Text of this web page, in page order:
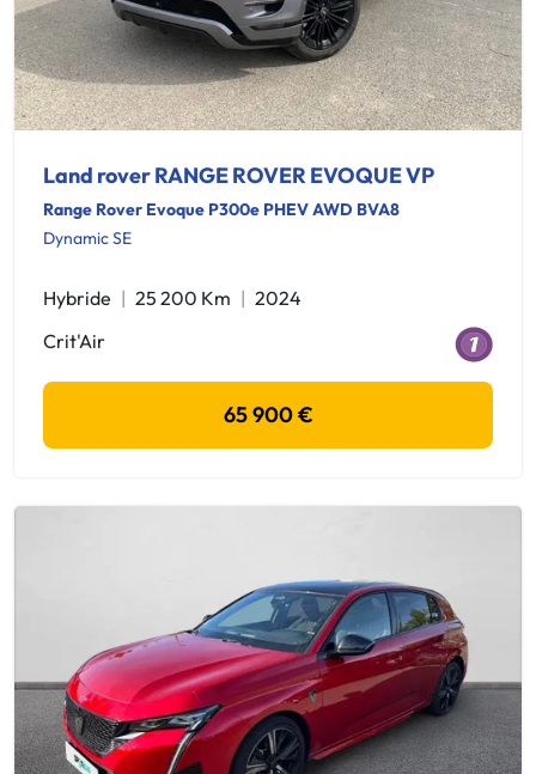
Land rover RANGE ROVER EVOQUE VP
Range Rover Evoque P300e PHEV AWD BVA8
Dynamic SE
Hybride 25 200 Km
2024
Crit'Air
65 900 €